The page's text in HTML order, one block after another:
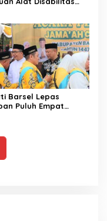
Barsel Lepas
Puluh Empat